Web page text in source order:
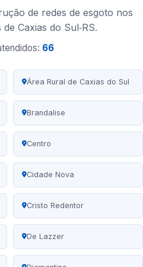
de redes de esgoto nos
Caxias do Sul‑RS.
66
Área Rural de Caxias do Sul
Brandalise
Centro
Cidade Nova
Cristo Redentor
De Lazzer